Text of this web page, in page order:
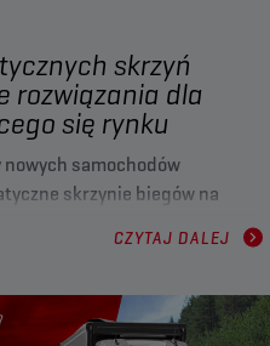
skrzyń
rozwiązania dla
się rynku
samochodów
skrzynie biegów na
stale rośnie zapotrzebowanie
skrzyń biegów (ATF). W tym
innowacje Champion w
wydajność i poziom
CZYTAJ DALEJ